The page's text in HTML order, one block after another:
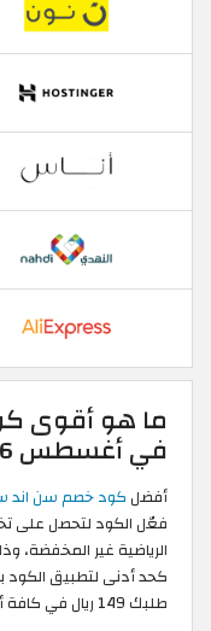
ما هو أقوى
في أغسطس 2026؟
أفضل كود خصم سن اند
كحد أدنى لتطبيق الكود
طلبك 149 ريال في كافة أنحاء السعودية.